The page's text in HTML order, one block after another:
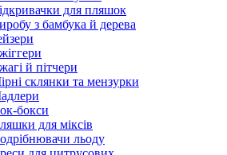
для пляшок
з бамбука й дерева
й пітчери
склянки та мензурки
бокси
для міксів
льоду